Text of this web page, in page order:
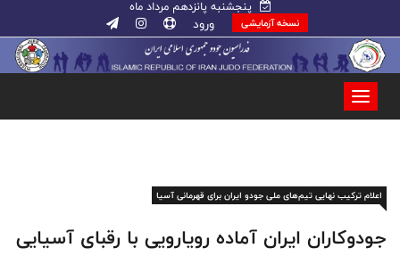
پنجشنبه پانزدهم مرداد ماه
نسخه آزمایشی ورود
اعلام ترکیب نهایی تیم‌های ملی جودو ایران برای قهرمانی آسیا
جودوکاران ایران آماده رویارویی با رقبای آسیایی